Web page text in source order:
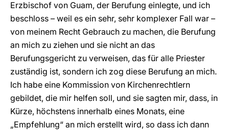
Erzbischof von Guam, der Berufung einlegte, und ich
beschloss – weil es ein sehr, sehr komplexer Fall war –
von meinem Recht Gebrauch zu machen, die Berufung
an mich zu ziehen und sie nicht an das
Berufungsgericht zu verweisen, das für alle Priester
zuständig ist, sondern ich zog diese Berufung an mich.
Ich habe eine Kommission von Kirchenrechtlern
gebildet, die mir helfen soll, und sie sagten mir, dass, in
Kürze, höchstens innerhalb eines Monats, eine
„Empfehlung“ an mich erstellt wird, so dass ich dann